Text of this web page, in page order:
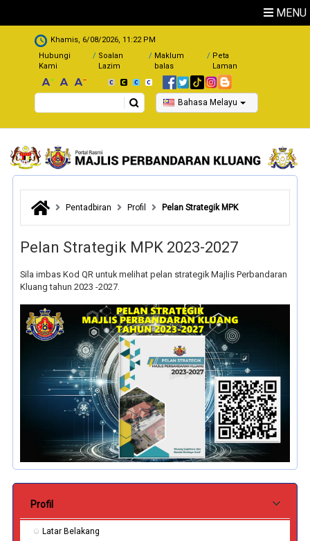
MENU
.
Khamis, 6/08/2026, 11:22 PM
Hubungi
Kami
Soalan
Lazim
Maklum
balas
Peta
Laman
Search Bahasa Melayu
Pentadbiran Profil Pelan Strategik MPK
Pelan Strategik MPK 2023-2027
Sila imbas Kod QR untuk melihat pelan strategik Majlis Perbandaran
Kluang tahun 2023 -2027.
Profil
Latar Belakang